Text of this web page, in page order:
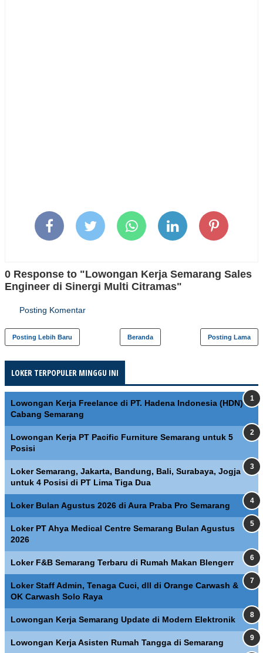
0 Response to "Lowongan Kerja Semarang Sales
Engineer di Sinergi Multi Citramas"
Posting Komentar
Posting Lebih Baru Posting Lama
Beranda
LOKER TERPOPULER MINGGU INI
Lowongan Kerja Freelance di PT. Hadena Indonesia (HDN)
Cabang Semarang
Lowongan Kerja PT Pacific Furniture Semarang untuk 5
Posisi
Loker Semarang, Jakarta, Bandung, Bali, Surabaya, Jogja
untuk 4 Posisi di PT Lima Tiga Dua
Loker Bulan Agustus 2026 di Aura Praba Pro Semarang
Loker PT Ahya Medical Centre Semarang Bulan Agustus
2026
Loker F&B Semarang Terbaru di Rumah Makan Blengerr
Loker Staff Admin, Tenaga Cuci, dll di Orange Carwash &
OK Carwash Solo Raya
Lowongan Kerja Semarang Update di Modern Elektronik
Lowongan Kerja Asisten Rumah Tangga di Semarang